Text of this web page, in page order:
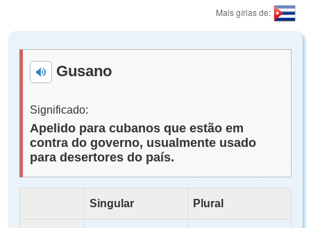
Mais gírias de:
Gusano
Significado:
Apelido para cubanos que estão em
contra do governo, usualmente usado
para desertores do país.
Singular Plural